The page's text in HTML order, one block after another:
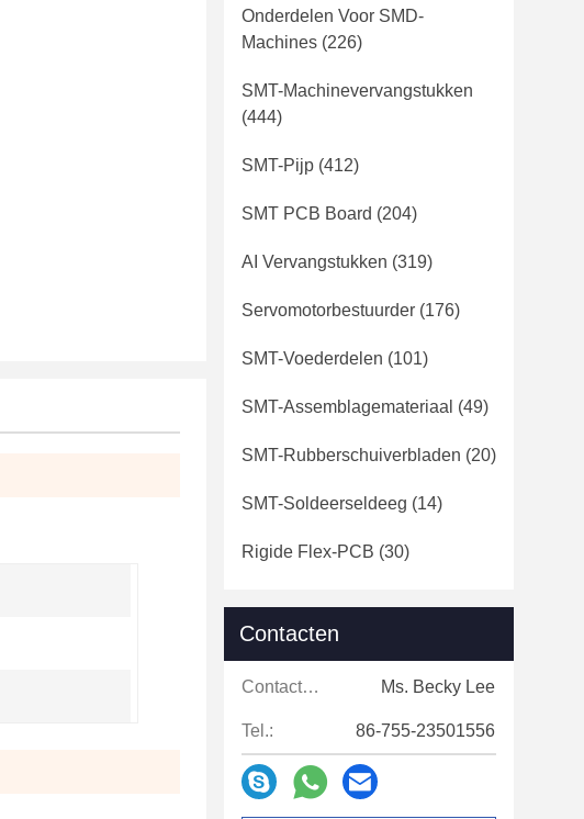
Onderdelen Voor SMD-
Machines (226)
SMT-Machinevervangstukken
(444)
SMT-Pijp (412)
SMT PCB Board (204)
AI Vervangstukken (319)
Servomotorbestuurder (176)
SMT-Voederdelen (101)
SMT-Assemblagemateriaal (49)
SMT-Rubberschuiverbladen (20)
SMT-Soldeerseldeeg (14)
Rigide Flex-PCB (30)
Contacten
Contacten: Ms. Becky Lee
Tel.: 86-755-23501556